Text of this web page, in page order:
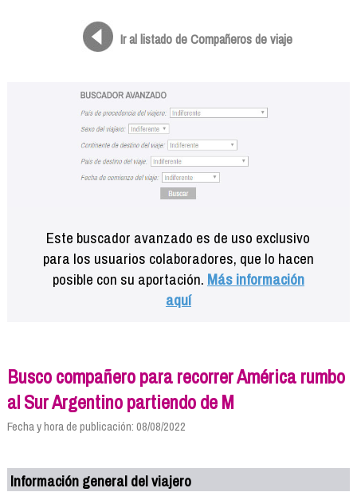
Ir al listado de Compañeros de viaje
Este buscador avanzado es de uso exclusivo
para los usuarios colaboradores, que lo hacen
posible con su aportación. Más información
aquí
Busco compañero para recorrer América rumbo
al Sur Argentino partiendo de M
Fecha y hora de publicación: 08/08/2022
Información general del viajero